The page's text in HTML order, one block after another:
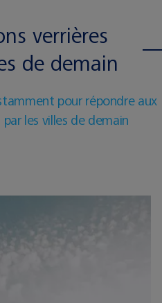
verrières
de demain
pour répondre aux
les villes de demain